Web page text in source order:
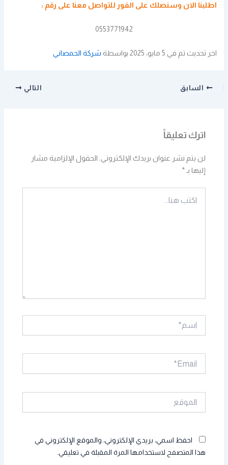
اطلبنا الان وسنصلك على الفور للتواصل معنا على رقم :
0553771942
اخر تحديث تم في 5 مايو، 2025 بواسطة شركة الحمصاني
السابق التالي
اترك تعليقاً
لن يتم نشر عنوان بريدك الإلكتروني. الحقول الإلزامية مشار
إليها بـ*
هنا...
احفظ اسمي، بريدي الإلكتروني، والموقع الإلكتروني في
هذا المتصفح لاستخدامها المرة المقبلة في تعليقي.